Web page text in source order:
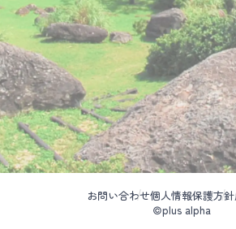
お問い合わせ個人情報保護方針
©plus alpha